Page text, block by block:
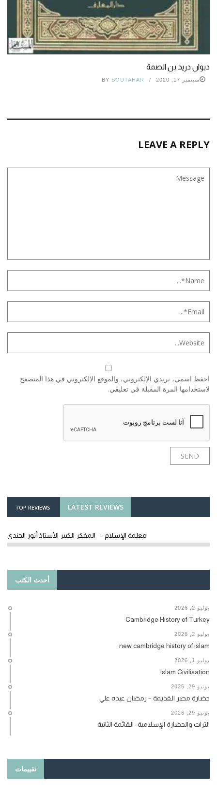
ديوان دريد بن الصمة
سبتمبر 17, 2020 BY BOUTAHAR
LEAVE A REPLY
احفظ اسمي، بريدي الإلكتروني، والموقع الإلكتروني في هذا المتصفح
لاستخدامها المرة المقبلة في تعليقي.
LATEST REVIEWS
TOP REVIEWS
معلمة الإسلام – المفكر الكبير الأستاذ أنور الجندي
أحدث الكتب
يوليو 2, 2026
Cambridge History of Turkey
يوليو 2, 2026
new cambridge history of islam
يوليو 1, 2026
Islam Civilisation
يونيو 29, 2026
حضارة مصر القديمة – رمضان عبده علي
يونيو 29, 2026
التراث والحضارة الإسلامية- القائمة الثانية
تقييمات